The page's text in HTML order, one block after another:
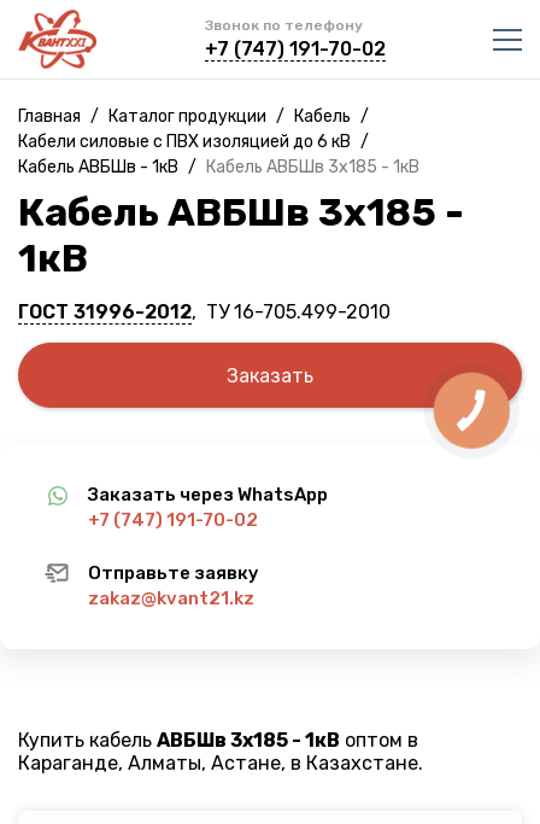
Звонок по телефону
+7 (747) 191-70-02
Главная / Каталог продукции / Кабель /
Кабели силовые с ПВХ изоляцией до 6 кВ /
Кабель АВБШв - 1кВ / Кабель АВБШв 3х185 - 1кВ
Кабель АВБШв 3х185 -
1кВ
ГОСТ 31996-2012, ТУ 16-705.499-2010
Заказать
Заказать через WhatsApp
+7 (747) 191-70-02
Отправьте заявку
zakaz@kvant21.kz
Купить кабель АВБШв 3х185 - 1кВ оптом в
Караганде, Алматы, Астане, в Казахстане.